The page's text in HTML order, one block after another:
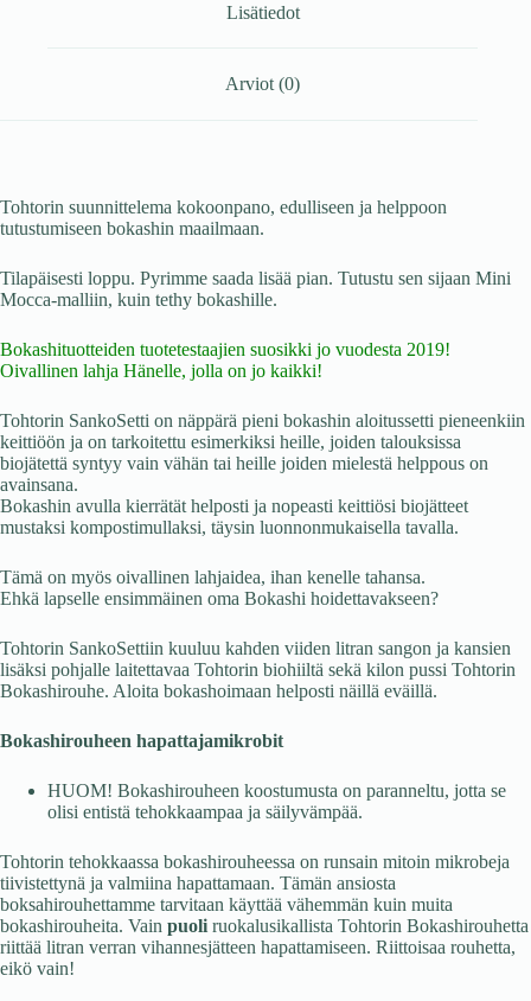
Lisätiedot
Arviot (0)
Tohtorin suunnittelema kokoonpano, edulliseen ja helppoon
tutustumiseen bokashin maailmaan.
Tilapäisesti loppu. Pyrimme saada lisää pian. Tutustu sen sijaan Mini
Mocca-malliin, kuin tethy bokashille.
Bokashituotteiden tuotetestaajien suosikki jo vuodesta 2019!
Oivallinen lahja Hänelle, jolla on jo kaikki!
Tohtorin SankoSetti on näppärä pieni bokashin aloitussetti pieneenkiin
keittiöön ja on tarkoitettu esimerkiksi heille, joiden talouksissa
biojätettä syntyy vain vähän tai heille joiden mielestä helppous on
avainsana.
Bokashin avulla kierrätät helposti ja nopeasti keittiösi biojätteet
mustaksi kompostimullaksi, täysin luonnonmukaisella tavalla.
Tämä on myös oivallinen lahjaidea, ihan kenelle tahansa.
Ehkä lapselle ensimmäinen oma Bokashi hoidettavakseen?
Tohtorin SankoSettiin kuuluu kahden viiden litran sangon ja kansien
lisäksi pohjalle laitettavaa Tohtorin biohiiltä sekä kilon pussi Tohtorin
Bokashirouhe. Aloita bokashoimaan helposti näillä eväillä.
Bokashirouheen hapattajamikrobit
HUOM! Bokashirouheen koostumusta on paranneltu, jotta se
olisi entistä tehokkaampaa ja säilyvämpää.
Tohtorin tehokkaassa bokashirouheessa on runsain mitoin mikrobeja
tiivistettynä ja valmiina hapattamaan. Tämän ansiosta
boksahirouhettamme tarvitaan käyttää vähemmän kuin muita
bokashirouheita. Vain puoli ruokalusikallista Tohtorin Bokashirouhetta
riittää litran verran vihannesjätteen hapattamiseen. Riittoisaa rouhetta,
eikö vain!